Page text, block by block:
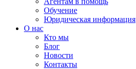
Обучение
Юридическая информация
О нас
Кто мы
Блог
Новости
Контакты